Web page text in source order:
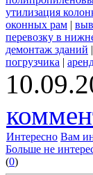
утилизация
оконных рам |
перевозку в
демонтаж зданий |
погрузчика |
Интересно Вам
Больше не
(0)